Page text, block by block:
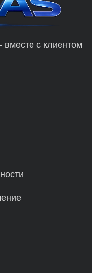
вместе с клиентом